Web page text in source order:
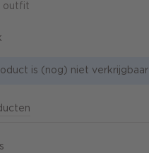
outfit
is (nog) niet verkrijgbaar